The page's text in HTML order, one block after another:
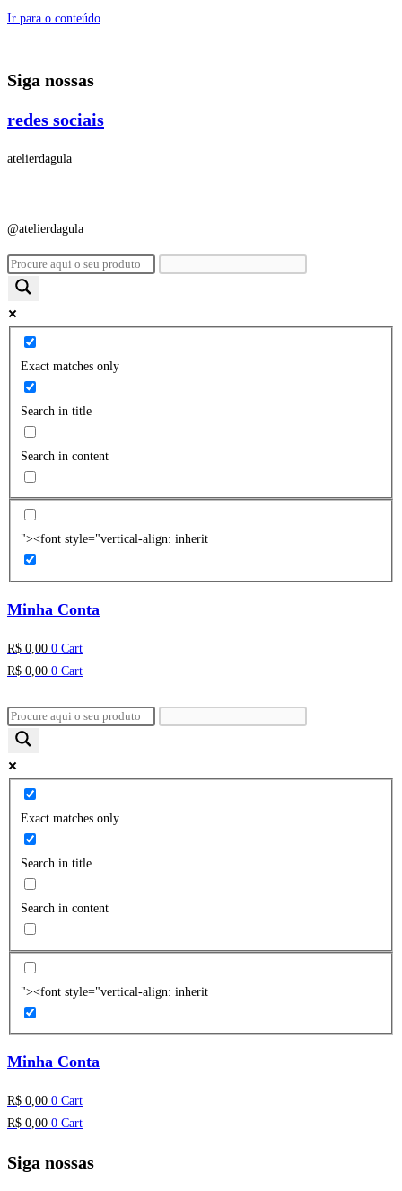
Ir para o conteúdo
Siga nossas
redes sociais
atelierdagula
@atelierdagula
Exact matches only
Search in title
Search in content
"><font style="vertical-align: inherit
Minha Conta
R$ 0,00 0 Cart
R$ 0,00 0 Cart
Exact matches only
Search in title
Search in content
"><font style="vertical-align: inherit
Minha Conta
R$ 0,00 0 Cart
R$ 0,00 0 Cart
Siga nossas